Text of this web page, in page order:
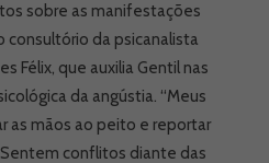
sobre as manifestações
consultório da psicanalista
Félix, que auxilia Gentil nas
da angústia. “Meus
as mãos ao peito e reportar
conflitos diante das